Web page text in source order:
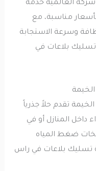
العالمية خدمة
مناسبة، مع
وسرعة الاستجابة
بلاعات في
تقدم حلاً جذرياً
المنازل أو في
ضغط المياه
بلاعات في راس